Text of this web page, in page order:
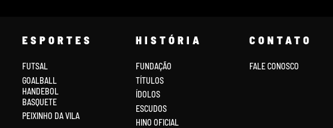
ESPORTES
FUTSAL
GOALBALL
HANDEBOL
BASQUETE
PEIXINHO DA VILA
HISTÓRIA
FUNDAÇÃO
TÍTULOS
ÍDOLOS
ESCUDOS
HINO OFICIAL
CONTATO
FALE CONOSCO